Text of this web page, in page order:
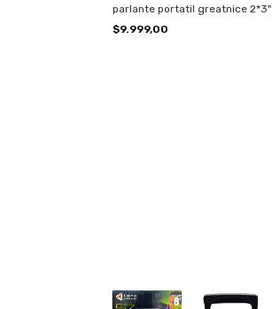
parlante portatil greatnice 2*3"
$9.999,00